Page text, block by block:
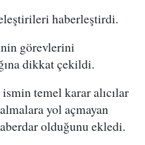
haberleştirdi.
görevlerini
dikkat çekildi.
temel karar alıcılar
yol açmayan
olduğunu ekledi.